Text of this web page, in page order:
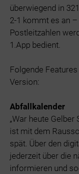
überwiegend in
2-1 kommt es an
Postleitzahlen
1.App bedient.
Folgende
Version:
Abfallkalender
„War heute Gelber
ist mit dem
spät. Über den
jederzeit über die
informieren und